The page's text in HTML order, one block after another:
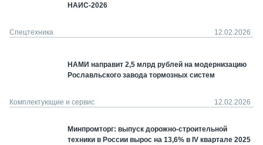
НАИС-2026
Спецтехника 12.02.2026
НАМИ направит 2,5 млрд рублей на модернизацию
Рославльского завода тормозных систем
Комплектующие и сервис 12.02.2026
Минпромторг: выпуск дорожно-строительной
техники в России вырос на 13,6% в IV квартале 2025